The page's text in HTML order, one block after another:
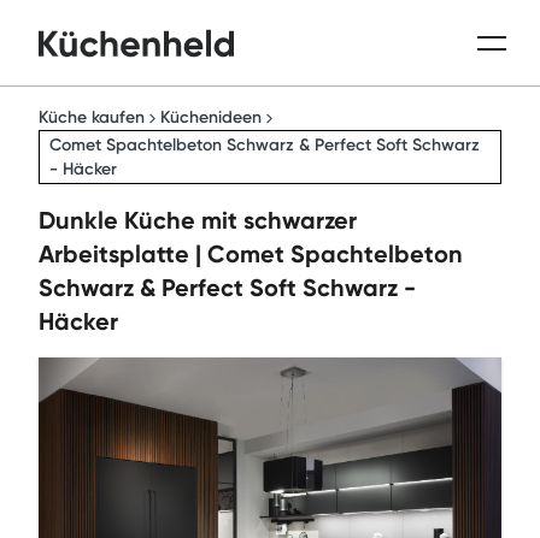
Küche kaufen
Küchenideen
Comet Spachtelbeton Schwarz & Perfect Soft Schwarz
- Häcker
Dunkle Küche mit schwarzer
Arbeitsplatte | Comet Spachtelbeton
Schwarz & Perfect Soft Schwarz -
Häcker